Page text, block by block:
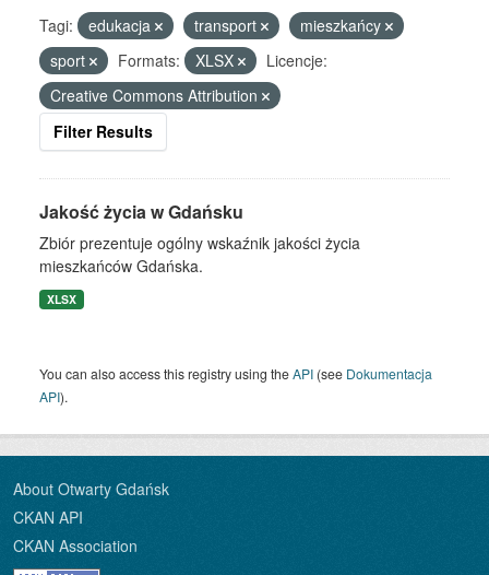
Tagi: edukacja transport
mieszkańcy
sport
Formats: XLSX
Licencje:
Creative Commons Attribution
Filter Results
Jakość życia w Gdańsku
Zbiór prezentuje ogólny wskaźnik jakości życia
mieszkańców Gdańska.
XLSX
You can also access this registry using theAPI (see Dokumentacja
API).
About Otwarty Gdańsk
CKAN API
CKAN Association